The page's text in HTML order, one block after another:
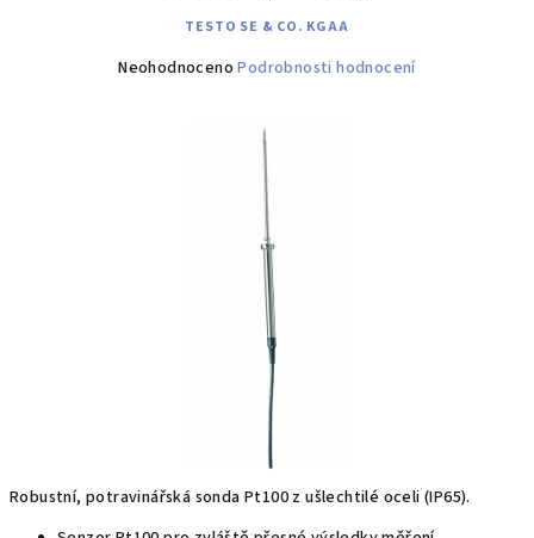
Robustní, potravinářská sonda Pt100 z ušlechtilé oceli (IP65).
TESTO SE & CO. KGAA
Průměrné
Neohodnoceno Podrobnosti hodnocení